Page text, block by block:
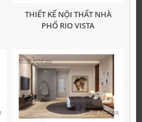
THIẾT KẾ NỘI THẤT NHÀ
PHỐ RIO VISTA